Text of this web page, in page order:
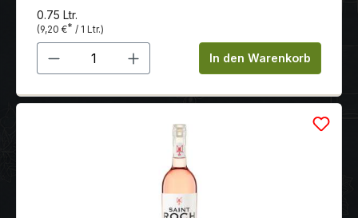
Beschreibung: Ein delikates und intensives
Fruchtbouquet lässt dieser aus 100% Sangiovese-
Trauben vinifizierte Rosé erkennen. Mit seinem
runden, auffallend ausgewogenen Geschmack ist der
Serviervorschlag: Ausgezeichnet zu sommerlichen
Vorspeisen und zu Fischgerichten. Serviertemperatur:
8.00 schon trinkbar: sehr gut vorher öffnen: nein
0.75 Ltr.
(9,20 €* / 1 Ltr.)
Produkt Anzahl: Gib denIn den Warenkorb